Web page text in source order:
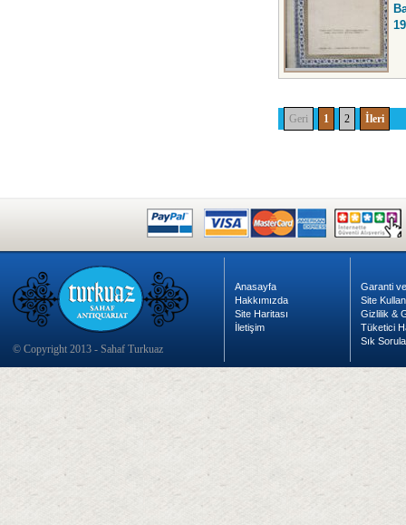
Geri 1 2 İleri
© Copyright 2013 - Sahaf Turkuaz
Anasayfa
Hakkımızda
Site Haritası
İletişim
Garanti
Site
Gizlilik &
Tüketici
Sık